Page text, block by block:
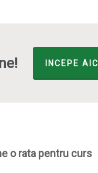
INCEPE AICI
o rata pentru curs